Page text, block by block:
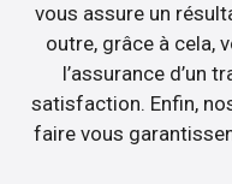
vous assure un
outre, grâce à cela,
l’assurance d’un
satisfaction. Enfin,
faire vous